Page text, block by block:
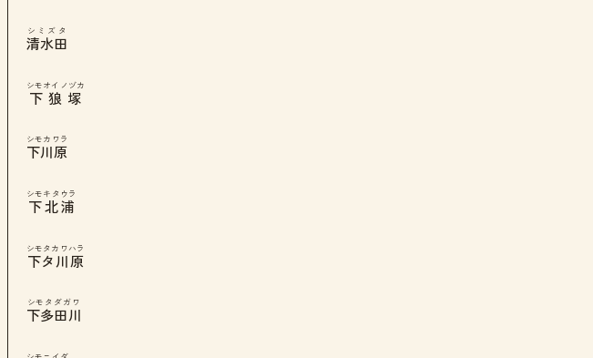
清水田
シミズタ
下狼塚
シモオイノヅカ
下川原
シモカワラ
下北浦
シモキタウラ
下タ川原
シモタカワハラ
下多田川
シモタダガワ